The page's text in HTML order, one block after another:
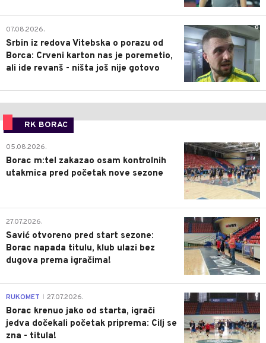
0
07.08.2026.
Srbin iz redova Vitebska o porazu od
Borca: Crveni karton nas je poremetio,
ali ide revanš - ništa još nije gotovo
RK BORAC
0
05.08.2026.
Borac m:tel zakazao osam kontrolnih
utakmica pred početak nove sezone
0
27.07.2026.
Savić otvoreno pred start sezone:
Borac napada titulu, klub ulazi bez
dugova prema igračima!
0
RUKOMET 27.07.2026.
Borac krenuo jako od starta, igrači
jedva dočekali početak priprema: Cilj se
zna - titula!